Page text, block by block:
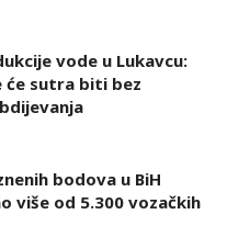
vode u Lukavcu:
će sutra biti bez
bodova u BiH
više od 5.300 vozačkih